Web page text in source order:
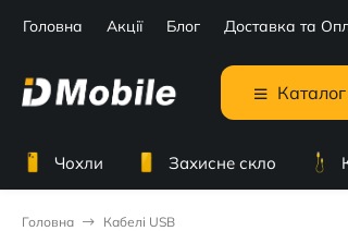
Головна Акції Блог Доставка та
Каталог
Чохли Захисне скло
Головна Кабелі USB